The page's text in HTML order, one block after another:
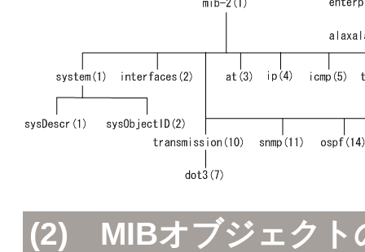
(2) MIBオブジェクト